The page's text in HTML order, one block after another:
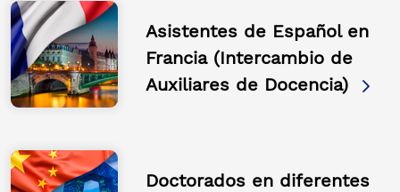
Asistentes de Español en
Francia (Intercambio de
Auxiliares de Docencia)
Doctorados en diferentes